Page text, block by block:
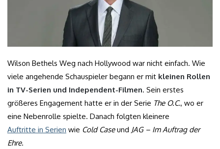
Wilson Bethels Weg nach Hollywood war nicht einfach. Wie
viele angehende Schauspieler begann er mit kleinen Rollen
in TV-Serien und Independent-Filmen. Sein erstes
größeres Engagement hatte er in der Serie The O.C., wo er
eine Nebenrolle spielte. Danach folgten kleinere
Auftritte in Serien wie Cold Caseund JAG – Im Auftrag der
Ehre.